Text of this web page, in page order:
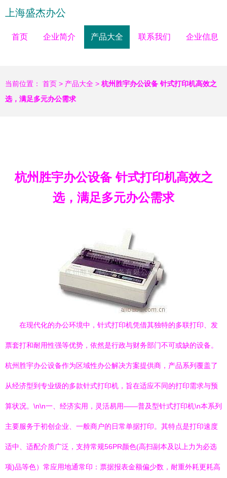
上海盛杰办公
首页 企业简介 产品大全 联系我们 企业信息
当前位置： 首页 > 产品大全 > 杭州胜宇办公设备 针式打印机高效之
选，满足多元办公需求
杭州胜宇办公设备 针式打印机高效之
选，满足多元办公需求
在现代化的办公环境中，针式打印机凭借其独特的多联打印、发
票套打和耐用性强等优势，依然是行政与财务部门不可或缺的设备。
杭州胜宇办公设备作为区域性办公解决方案提供商，产品系列覆盖了
从经济型到专业级的多款针式打印机，旨在适应不同的打印需求与预
算状况。\n\n一、经济实用，灵活易用——普及型针式打印机\n本系列
主要服务于初创企业、一般商户的日常单据打印。其特点是打印速度
适中、适配介质广泛，支持常规56PR颜色(高扫副本及以上力为必选
项)品等色）常应用地通常印：票据报表金额偏少数，耐重外耗更耗高